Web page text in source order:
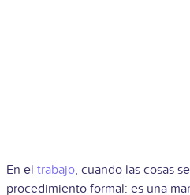
En el trabajo, cuando las cosas
procedimiento formal: es una